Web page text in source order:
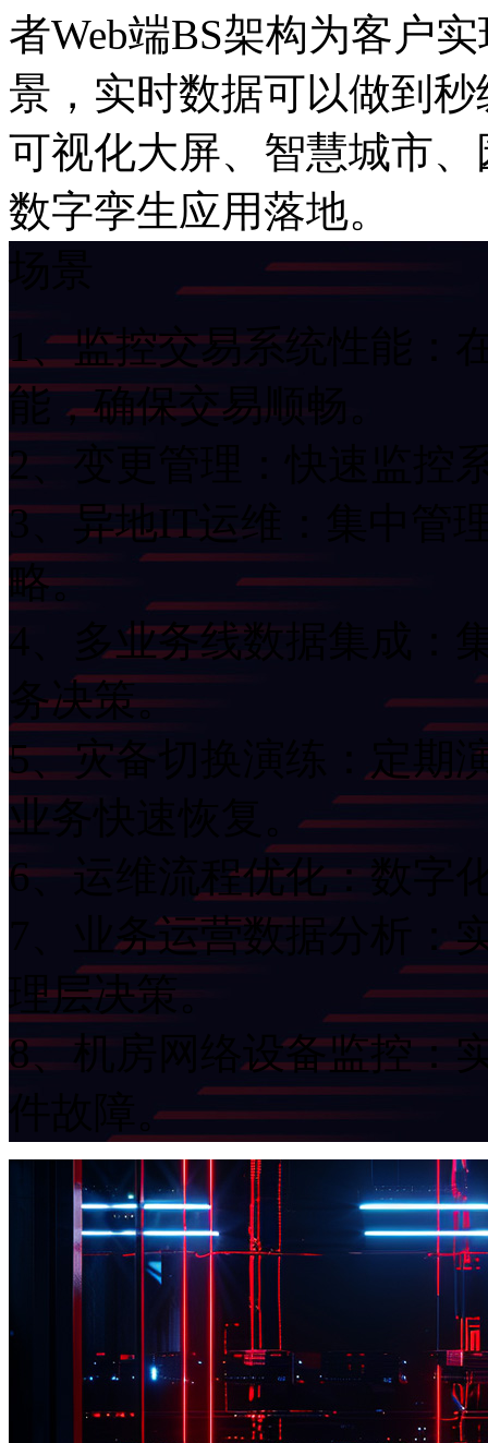
者Web端BS架构为客户
景，实时数据可以做到
可视化大屏、智慧城市
数字孪生应用落地。
场景
1、监控交易系统性能
能，确保交易顺畅。
2、变更管理：快速监
3、异地IT运维：集中
略。
4、多业务线数据集成
务决策。
5、灾备切换演练：定
业务快速恢复。
6、运维流程优化：数
7、业务运营数据分析
理层决策。
8、机房网络设备监控
件故障。